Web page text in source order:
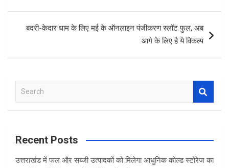
k
p
बदरी-केदार धाम के लिए मई के ऑनलाइन पंजीकरण स्लॉट फुल, अब
आगे के लिए है ये विकल्प
a
c
Recent Posts
उत्तराखंड में फल और सब्जी उत्पादकों को मिलेगा आधुनिक कोल्ड स्टोरेज का